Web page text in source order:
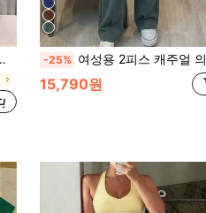
-25% 여성용 2피스 캐주얼 의상, 편안한 솔리드 컬러 반팔 상의와 신축성 있는 허리 포켓 팬츠, 부드러운 폴리에스터-스판덱스 원단, 봄/여름 우아함
15,790원